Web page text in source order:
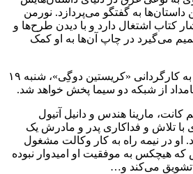
به گفتگو می‌پردازد. نورمن
کتاب اشتغال دارد و با دیدن طرح‌ها و
می‌گیرد در چاپ آن‌ها به او کمک
فیلم سینمایی «سوارکار» به کارگردانی «کریستین دوگِی»، شنبه ۱۹
کانت، مارینا هندس و دانیل آتیول
با تلاش و فداکاری پدر و مادرش یک
در نیمه راه به کار وکالت مشغول
هیچکس به موفقیت او امیدوار نبوده
تشویق می‌کند و…